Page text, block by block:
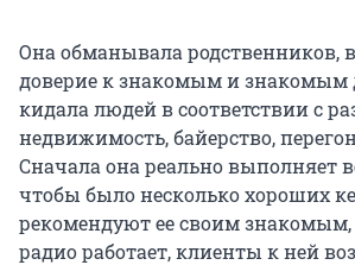
Она обманывала родственников,
доверие к знакомым и знакомым
кидала людей в соответствии с
недвижимость, байерство,
Сначала она реально выполняет
чтобы было несколько хороших
рекомендуют ее своим знакомым,
радио работает, клиенты к ней